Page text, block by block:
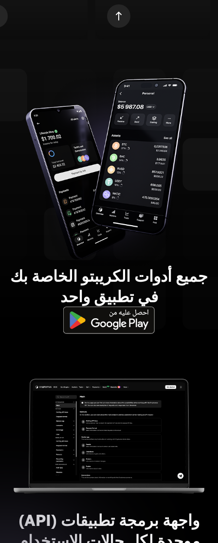
جميع أدوات الكريبتو الخاصة بك
في تطبيق واحد
واجهة برمجة تطبيقات (API)